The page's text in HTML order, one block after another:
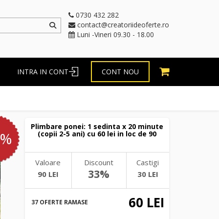
0730 432 282
contact@creatoriideoferte.ro
Luni -Vineri 09.30 - 18.00
INTRA IN CONT CONT NOU
Plimbare ponei: 1 sedinta x 20 minute
(copii 2-5 ani) cu 60 lei in loc de 90
Valoare Discount
Castigi
90 LEI
33% 30 LEI
37 OFERTE RAMASE 60 LEI